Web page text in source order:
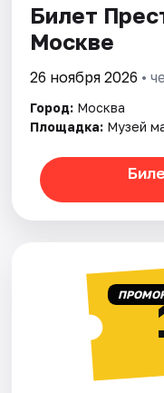
Билет
Москве
26 ноября 2026 •
Город: Москва
Площадка: Музей